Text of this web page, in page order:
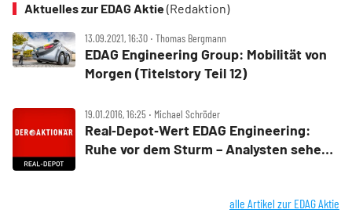
Aktuelles zur EDAG Aktie(Redaktion)
13.09.2021, 16:30 ‧ Thomas Bergmann
EDAG Engineering Group: Mobilität von
Morgen (Titelstory Teil 12)
19.01.2016, 16:25 ‧ Michael Schröder
Real‑Depot‑Wert EDAG Engineering:
Ruhe vor dem Sturm – Analysten sehen
alle Artikel zur EDAG Aktie